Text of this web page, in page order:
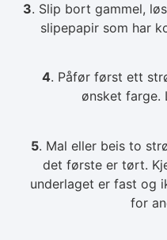
3. Slip bort gammel,
slipepapir som har
4. Påfør først ett
ønsket farge.
5. Mal eller beis to
det første er tørt.
underlaget er fast og
for